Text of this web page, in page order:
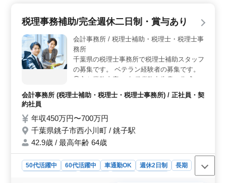
されています。月の残業はほとんどなく、繁忙期以外は
無理なくお仕事ができるように業務量が調整されていま
す。週休2日制で、充実した休暇制度も整っていま
す。 ＜シニア世代活躍＞ 50代以上のベテラン経験
者やシニア世代の方々が活躍している企業です。経験と
スキルを存分に活かし、安定した環境でキャリアを築い
税理事務補助/完全週休二日制・賞与あり
会計事務所 / 税理士補助・税理士・税理士事
務所
千葉県の税理士事務所で税理士補助スタッフ
の募集です。 ベテラン経験者の募集です。
◯主な業務内容 ・各種税務申告書の作成補
の整理 ・電話応対 ・巡回監査補助 入社後
えていっていただきます。 税理士志望の方
歓迎します！ 定期的に研修に参加しますの
で、資格取得や知識の習得が可能です。 ス
会計事務所 (税理士補助・税理士・税理士事務所) / 正社員・契
約社員
年収450万円〜700万円
千葉県銚子市西小川町 / 銚子駅
42.9歳 / 最高年齢 64歳
50代活躍中 60代活躍中 車通勤OK 週休2日制
長期